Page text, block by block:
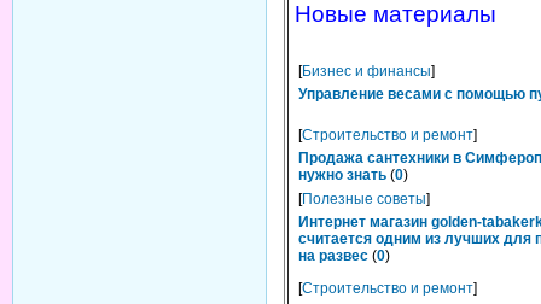
Новые материалы
[Бизнес и финансы]
Управление весами с помощью
[Строительство и ремонт]
Продажа сантехники в
нужно знать (0)
[Полезные советы]
Интернет магазин golden-
считается одним из лучших для
на развес (0)
[Строительство и ремонт]